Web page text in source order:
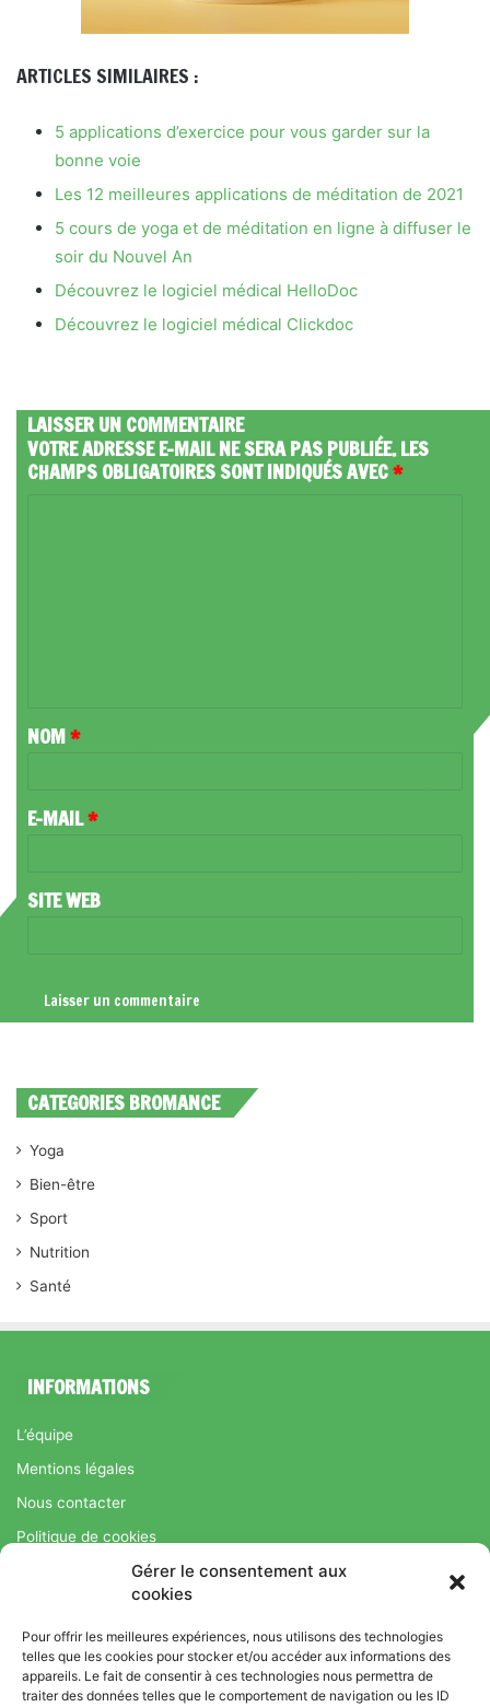
Gérer le consentement aux
cookies
Pour offrir les meilleures expériences, nous utilisons des technologies
telles que les cookies pour stocker et/ou accéder aux informations des
appareils. Le fait de consentir à ces technologies nous permettra de
traiter des données telles que le comportement de navigation ou les ID
ARTICLES SIMILAIRES :
5 applications d’exercice pour vous garder sur la
bonne voie
Les 12 meilleures applications de méditation de 2021
5 cours de yoga et de méditation en ligne à diffuser le
soir du Nouvel An
Découvrez le logiciel médical HelloDoc
Découvrez le logiciel médical Clickdoc
LAISSER UN COMMENTAIRE
VOTRE ADRESSE E-MAIL NE SERA PAS PUBLIÉE.LES
CHAMPS OBLIGATOIRES SONT INDIQUÉS AVEC*
A
R
NOM*
E-MAIL*
SITE WEB
CATEGORIES BROMANCE
Yoga
Bien-être
Sport
Nutrition
Santé
INFORMATIONS
L’équipe
Mentions légales
Nous contacter
Politique de cookies
Régime Savoir Maigrir.fr : La méthode Jean-Michel Cohen pour
une perte de poids durable
© Copyright 2026, Tous droits réservés |Bromance